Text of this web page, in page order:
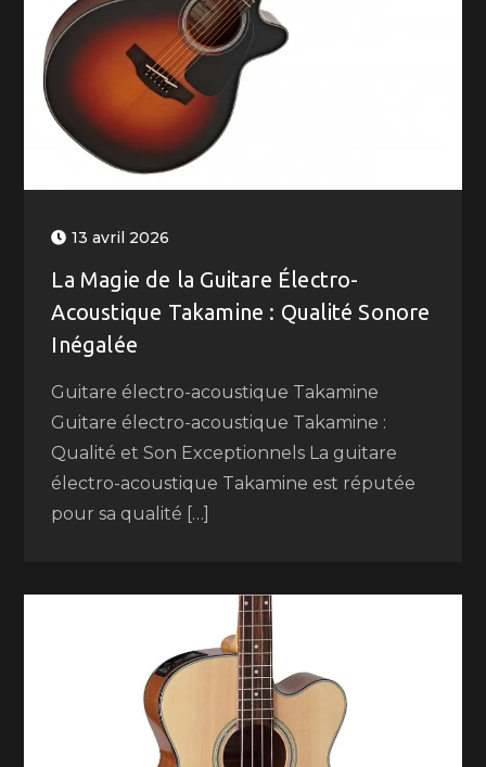
13 avril 2026
La Magie de la Guitare Électro-
Acoustique Takamine : Qualité Sonore
Inégalée
Guitare électro-acoustique Takamine
Guitare électro-acoustique Takamine :
Qualité et Son Exceptionnels La guitare
électro-acoustique Takamine est réputée
pour sa qualité […]